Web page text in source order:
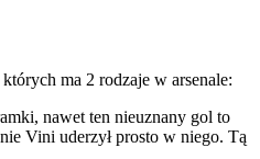
ma 2 rodzaje w arsenale:
nawet ten nieuznany gol to
Vini uderzył prosto w niego. Tą